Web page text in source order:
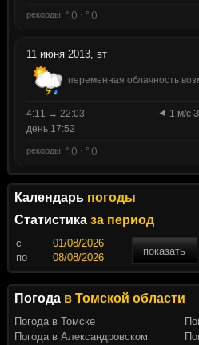
рекорды: ° () · ° ()
11 июня 2013, вт
переменная облачность
4:11 → 22:03
1 м/с З
день 17:52
рекорды: ° () · ° ()
Календарь погоды
Статистика за период
c
показать
по
Погода в Томской области
Погода в Томске
Погода в Александровском